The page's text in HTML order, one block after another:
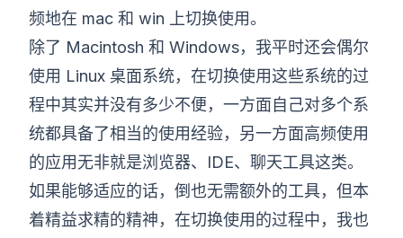
频地在 mac 和 win 上切换使用。
除了 Macintosh 和 Windows，我平时还会偶尔
使用 Linux 桌面系统，在切换使用这些系统的过
程中其实并没有多少不便，一方面自己对多个系
统都具备了相当的使用经验，另一方面高频使用
的应用无非就是浏览器、IDE、聊天工具这类。
如果能够适应的话，倒也无需额外的工具，但本
着精益求精的精神，在切换使用的过程中，我也